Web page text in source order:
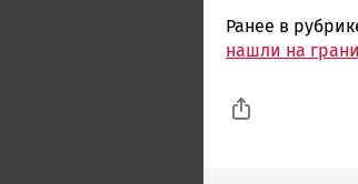
Ранее в
нашли на